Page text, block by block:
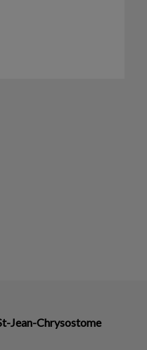
Jean-Chrysostome